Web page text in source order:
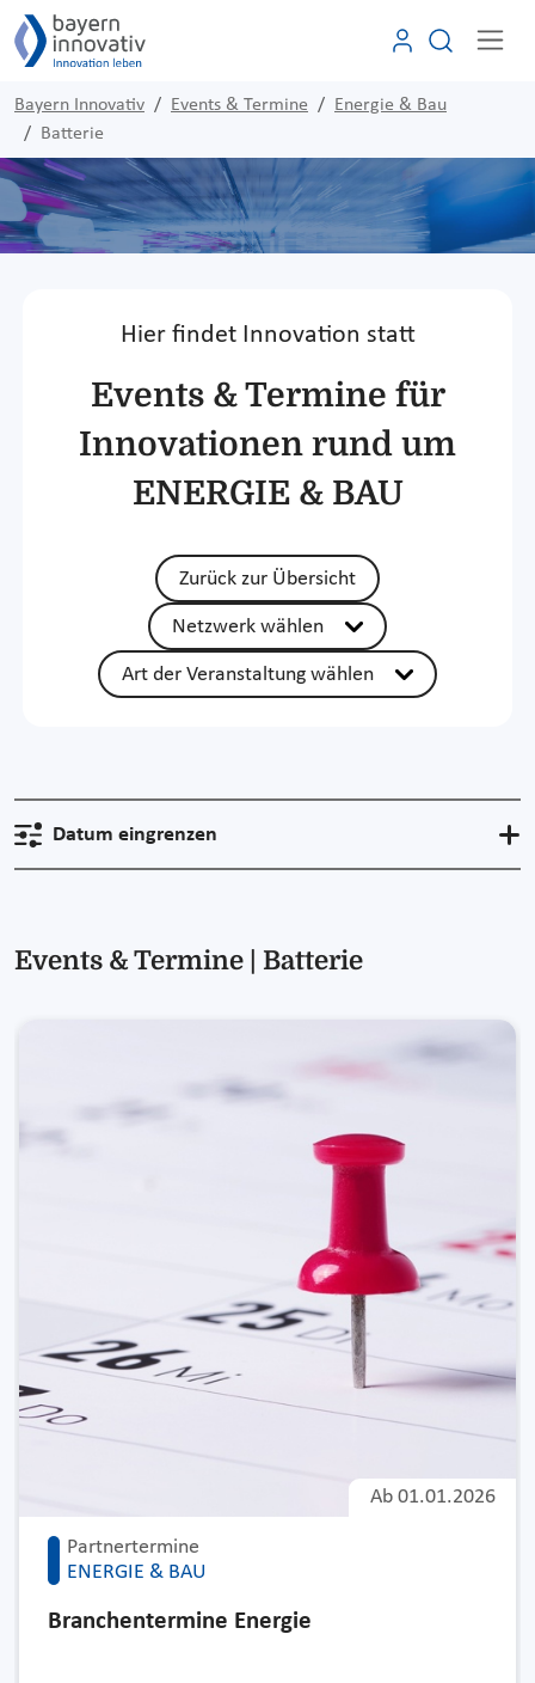
Bayern Innovativ Events & Termine
Energie & Bau
Batterie
Hier findet Innovation statt
Events & Termine für
Innovationen rund um
ENERGIE & BAU
Zurück zur Übersicht
Netzwerk wählen
Art der Veranstaltung wählen
Datum eingrenzen
Events & Termine | Batterie
Partnertermine
ENERGIE & BAU
Ab 01.01.2026
Branchentermine Energie